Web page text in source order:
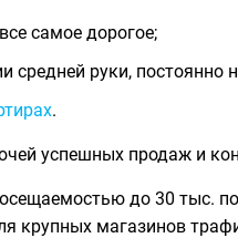
самое дорогое;
средней руки,
.
успешных продаж и
до 30 тыс.
крупных магазинов